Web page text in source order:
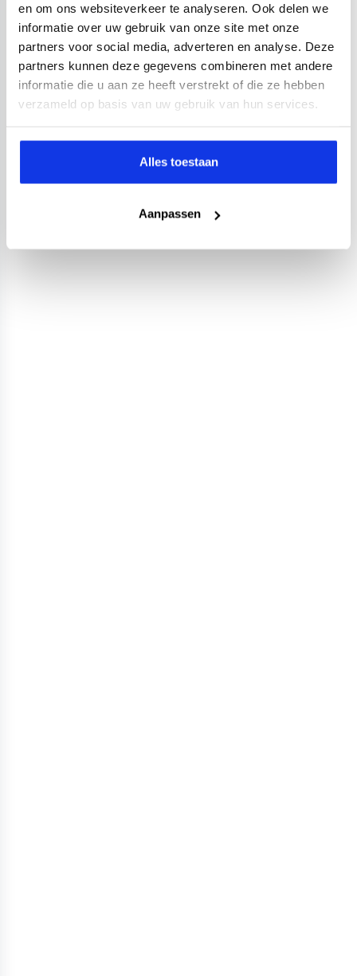
en om ons websiteverkeer te analyseren. Ook delen we
informatie over uw gebruik van onze site met onze
partners voor social media, adverteren en analyse. Deze
partners kunnen deze gegevens combineren met andere
informatie die u aan ze heeft verstrekt of die ze hebben
verzameld op basis van uw gebruik van hun services.
Alles toestaan
Aanpassen